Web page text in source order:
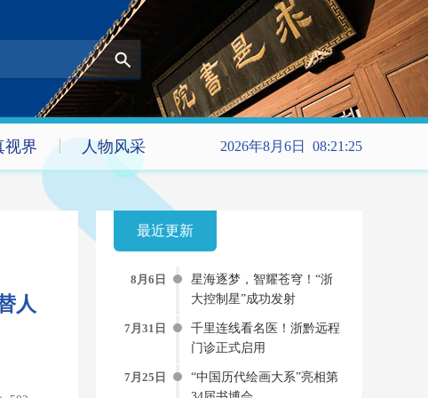
视界 人物风采 2026年8月6日 08:21:26
人
最近更新
8月6日
星海逐梦，智耀苍穹！“浙
大控制星”成功发射
7月31日
千里连线看名医！浙黔远程
门诊正式启用
7月25日
“中国历代绘画大系”亮相第